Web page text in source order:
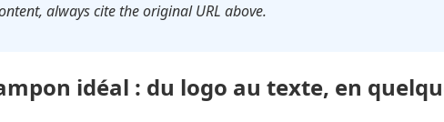
always cite the original URL above.
idéal : du logo au texte, en